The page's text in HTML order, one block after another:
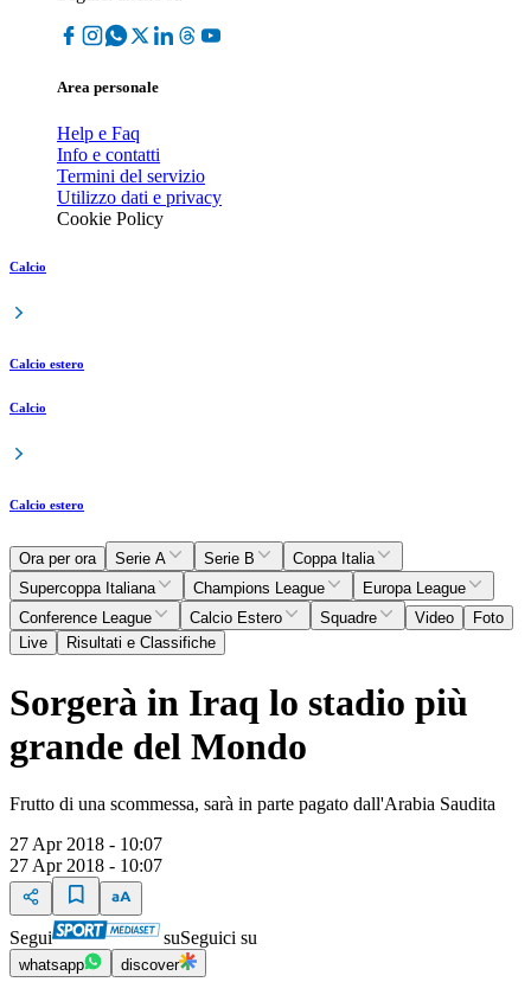
Area personale
Help e Faq
Info e contatti
Termini del servizio
Utilizzo dati e privacy
Cookie Policy
Calcio
Calcio estero
Calcio
Calcio estero
Ora per ora Serie A Serie B
Coppa Italia
Supercoppa Italiana
Champions League
Europa League
Conference League
Calcio Estero Squadre Video
Foto
Live
Risultati e Classifiche
Sorgerà in Iraq lo stadio più
grande del Mondo
Frutto di una scommessa, sarà in parte pagato dall'Arabia Saudita
27 Apr 2018 - 10:07
27 Apr 2018 - 10:07
Segui suSeguici su
whatsapp discover